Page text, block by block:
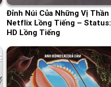
Đỉnh Núi Của Những Vị Thần
Netflix Lồng Tiếng – Status:
HD Lồng Tiếng